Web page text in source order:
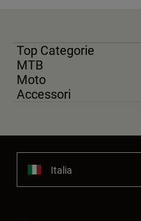
Top Categorie
MTB
Moto
Accessori
Italia